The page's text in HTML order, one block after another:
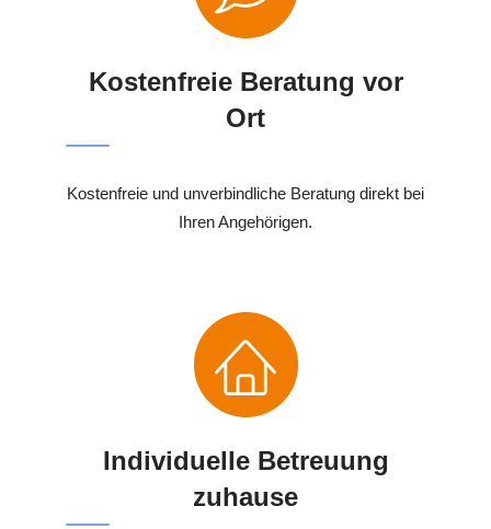
Kostenfreie Beratung vor
Ort
Kostenfreie und unverbindliche Beratung direkt bei
Ihren Angehörigen.
Individuelle Betreuung
zuhause